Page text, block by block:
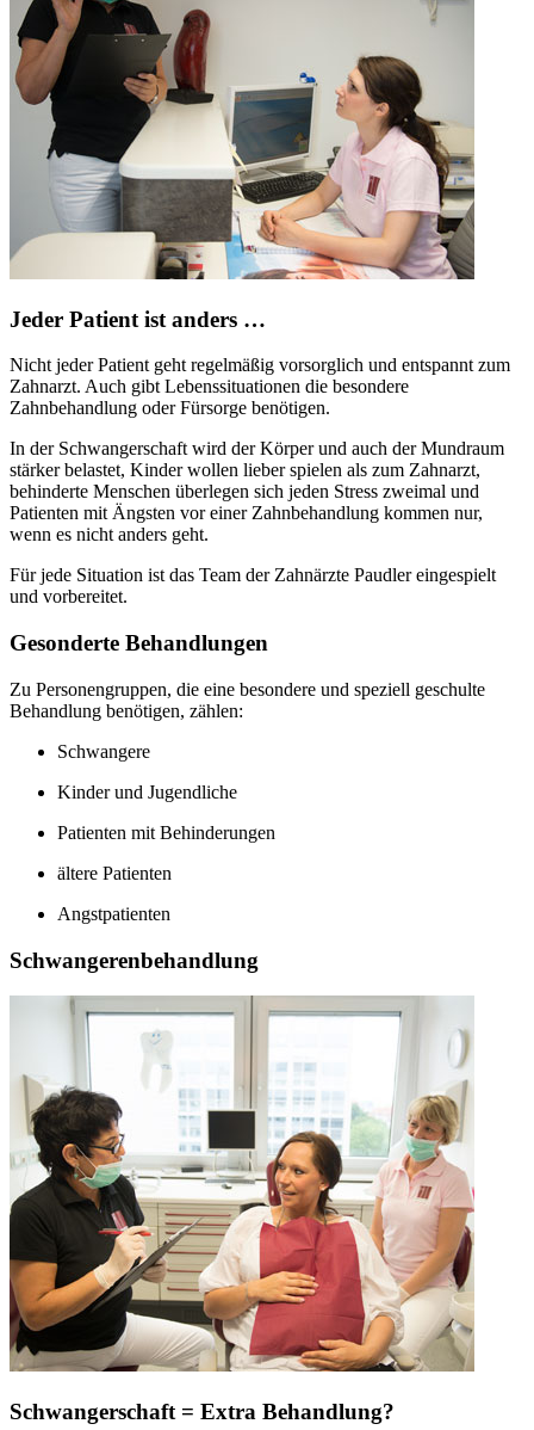
Jeder Patient ist anders …
Nicht jeder Patient geht regelmäßig vorsorglich und entspannt zum
Zahnarzt. Auch gibt Lebenssituationen die besondere
Zahnbehandlung oder Fürsorge benötigen.
In der Schwangerschaft wird der Körper und auch der Mundraum
stärker belastet, Kinder wollen lieber spielen als zum Zahnarzt,
behinderte Menschen überlegen sich jeden Stress zweimal und
Patienten mit Ängsten vor einer Zahnbehandlung kommen nur,
wenn es nicht anders geht.
Für jede Situation ist das Team der Zahnärzte Paudler eingespielt
und vorbereitet.
Gesonderte Behandlungen
Zu Personengruppen, die eine besondere und speziell geschulte
Behandlung benötigen, zählen:
Schwangere
Kinder und Jugendliche
Patienten mit Behinderungen
ältere Patienten
Angstpatienten
Schwangerenbehandlung
Schwangerschaft = Extra Behandlung?